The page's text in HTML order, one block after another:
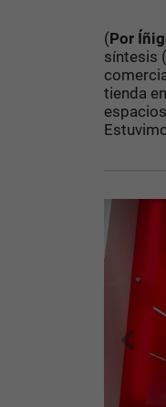
(Por
síntesis
tienda